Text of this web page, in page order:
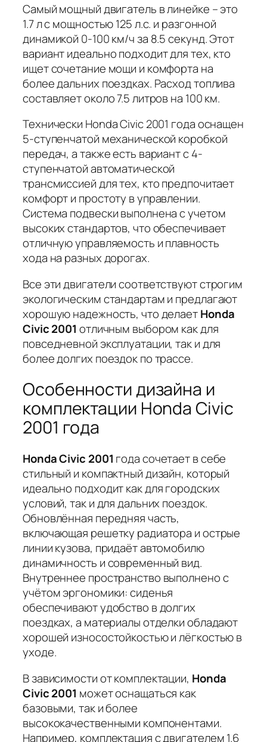
Самый мощный двигатель в линейке – это
1.7 л с мощностью 125 л.с. и разгонной
динамикой 0-100 км/ч за 8.5 секунд. Этот
вариант идеально подходит для тех, кто
ищет сочетание мощи и комфорта на
более дальних поездках. Расход топлива
составляет около 7.5 литров на 100 км.
Технически Honda Civic 2001 года оснащен
5-ступенчатой механической коробкой
передач, а также есть вариант с 4-
ступенчатой автоматической
трансмиссией для тех, кто предпочитает
комфорт и простоту в управлении.
Система подвески выполнена с учетом
высоких стандартов, что обеспечивает
отличную управляемость и плавность
хода на разных дорогах.
Все эти двигатели соответствуют строгим
экологическим стандартам и предлагают
хорошую надежность, что делаетHonda
Civic 2001 отличным выбором как для
повседневной эксплуатации, так и для
более долгих поездок по трассе.
Особенности дизайна и
комплектации Honda Civic
2001 года
Honda Civic 2001 года сочетает в себе
стильный и компактный дизайн, который
идеально подходит как для городских
условий, так и для дальних поездок.
Обновлённая передняя часть,
включающая решетку радиатора и острые
линии кузова, придаёт автомобилю
динамичность и современный вид.
Внутреннее пространство выполнено с
учётом эргономики: сиденья
обеспечивают удобство в долгих
поездках, а материалы отделки обладают
хорошей износостойкостью и лёгкостью в
уходе.
В зависимости от комплектации, Honda
Civic 2001 может оснащаться как
базовыми, так и более
высококачественными компонентами.
Например, комплектация с двигателем 1.6